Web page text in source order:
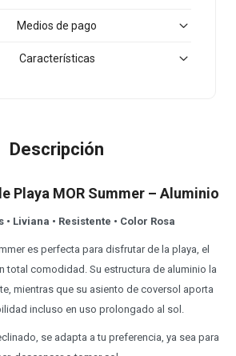
Medios de pago
Características
Descripción
Playa MOR Summer – Aluminio
• Liviana • Resistente • Color Rosa
es perfecta para disfrutar de la playa, el
total comodidad. Su estructura de aluminio la
mientras que su asiento de coversol aporta
incluso en uso prolongado al sol.
se adapta a tu preferencia, ya sea para